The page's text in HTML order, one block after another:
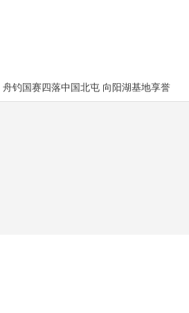
舟钓国赛四落中国北屯 向阳湖基地享誉